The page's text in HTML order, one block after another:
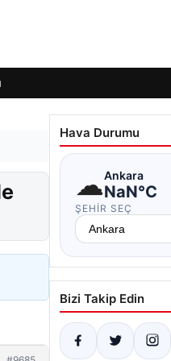
Hava Durumu
☁Ankara
NaN°C
ŞEHIR SEÇ
Bizi Takip Edin